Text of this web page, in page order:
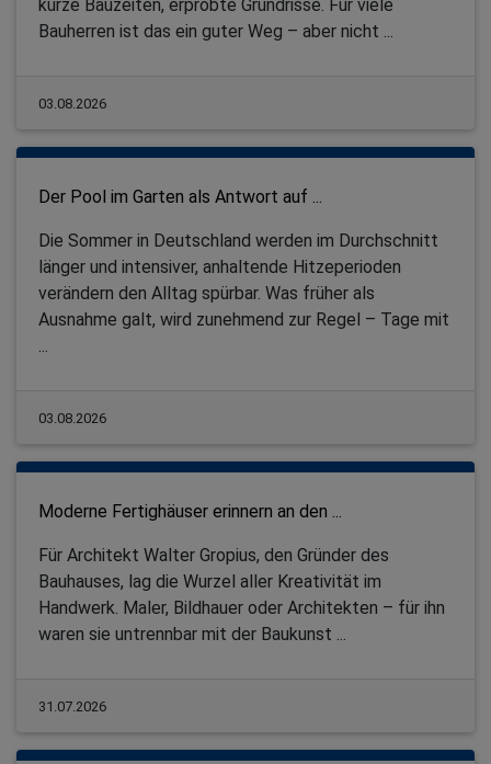
kurze Bauzeiten, erprobte Grundrisse. Für viele
Bauherren ist das ein guter Weg – aber nicht ...
03.08.2026
Der Pool im Garten als Antwort auf ...
Die Sommer in Deutschland werden im Durchschnitt
länger und intensiver, anhaltende Hitzeperioden
verändern den Alltag spürbar. Was früher als
Ausnahme galt, wird zunehmend zur Regel – Tage mit
03.08.2026
Moderne Fertighäuser erinnern an den ...
Für Architekt Walter Gropius, den Gründer des
Bauhauses, lag die Wurzel aller Kreativität im
Handwerk. Maler, Bildhauer oder Architekten – für ihn
waren sie untrennbar mit der Baukunst ...
31.07.2026